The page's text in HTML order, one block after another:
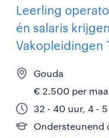
Leerling
én salaris
Vakopleidingen
Gouda
€ 2.500 per
32 - 40 uur, 4 - 5
Ondersteunend